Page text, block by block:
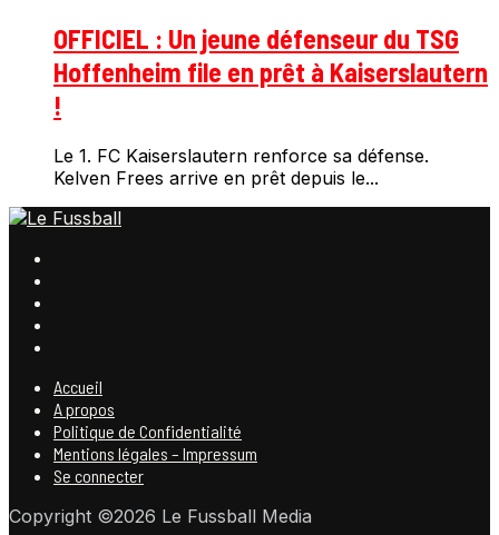
OFFICIEL : Un jeune défenseur du TSG
Hoffenheim file en prêt à Kaiserslautern
!
Le 1. FC Kaiserslautern renforce sa défense.
Kelven Frees arrive en prêt depuis le...
Accueil
A propos
Politique de Confidentialité
Mentions légales – Impressum
Se connecter
Copyright ©2026 Le Fussball Media